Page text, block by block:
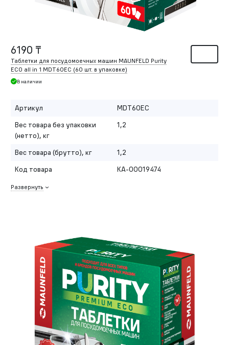
6190 ₸
Таблетки для посудомоечных машин MAUNFELD Purity
ECO all in 1 MDT60EC (60 шт. в упаковке)
В наличии
Артикул
MDT60EC
Вес товара без упаковки
(нетто), кг
1,2
Вес товара (брутто), кг
1,2
Код товара
КА-00019474
Развернуть